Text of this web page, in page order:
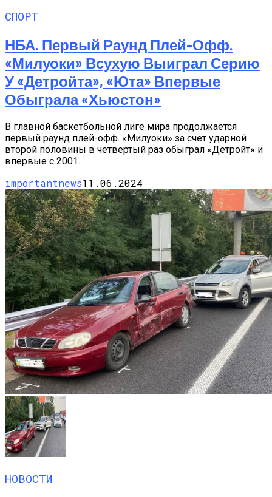
СПОРТ
НБА. Первый Раунд Плей-Офф.
«Милуоки» Всухую Выиграл Серию
У «Детройта», «Юта» Впервые
Обыграла «Хьюстон»
В главной баскетбольной лиге мира продолжается
первый раунд плей-офф. «Милуоки» за счет ударной
второй половины в четвертый раз обыграл «Детройт» и
впервые с 2001...
importantnews11.06.2024
НОВОСТИ